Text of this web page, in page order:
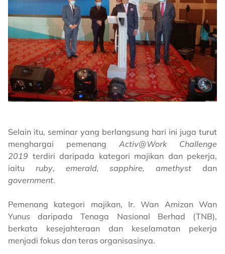
Selain itu, seminar yang berlangsung hari ini juga turut
menghargai pemenang Activ@Work Challenge
2019 terdiri daripada kategori majikan dan pekerja,
iaitu ruby, emerald, sapphire, amethystdan
government.
Pemenang kategori majikan, Ir. Wan Amizan Wan
Yunus daripada Tenaga Nasional Berhad (TNB),
berkata kesejahteraan dan keselamatan pekerja
menjadi fokus dan teras organisasinya.